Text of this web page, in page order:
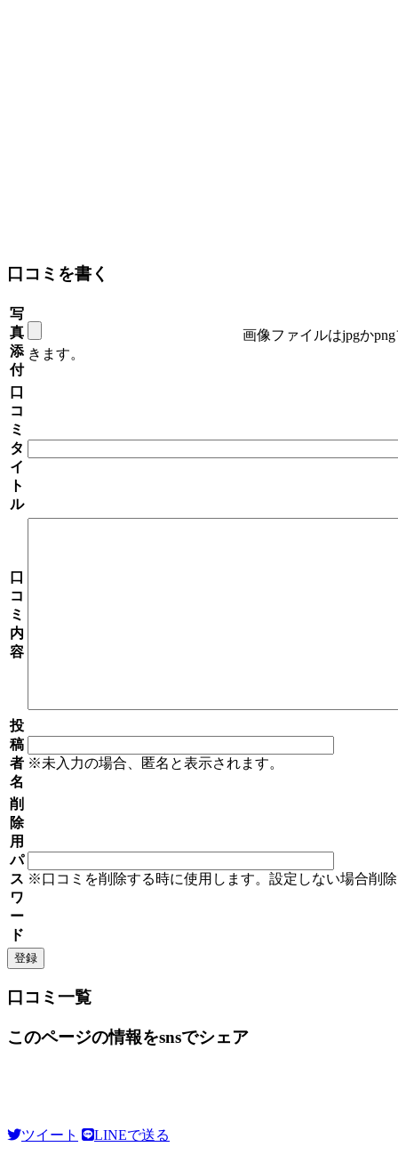
口コミを書く
写
真
添
付
画像ファイルはjpgか
きます。
口
コ
ミ
タ
イ
ト
ル
口
コ
ミ
内
容
投
稿
者
名
※未入力の場合、匿名と表示されます。
削
除
用
パ
ス
ワ
ー
ド
※口コミを削除する時に使用します。設定しない場合削
口コミ一覧
このページの情報をsnsでシェア
ツイート LINEで送る